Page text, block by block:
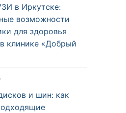
в Иркутске:
возможности
для здоровья
клинике «Добрый
и шин: как